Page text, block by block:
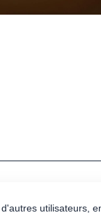
utilisateurs,